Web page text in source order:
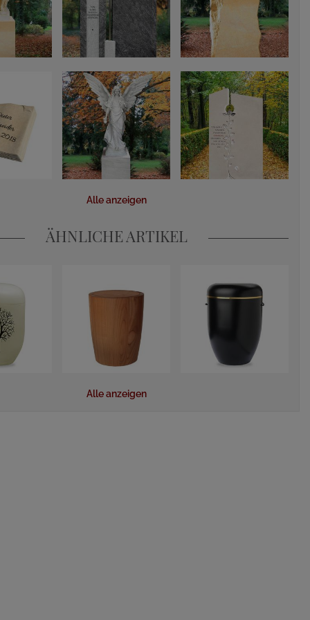
Alle anzeigen
ÄHNLICHE ARTIKEL
Alle anzeigen